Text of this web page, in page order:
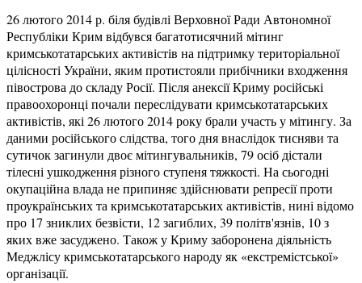
26 лютого 2014 р. біля будівлі Верховної Ради Автономної
Республіки Крим відбувся багатотисячний мітинг
кримськотатарських активістів на підтримку територіальної
цілісності України, яким протистояли прибічники входження
півострова до складу Росії. Після анексії Криму російські
правоохоронці почали переслідувати кримськотатарських
активістів, які 26 лютого 2014 року брали участь у мітингу. За
даними російського слідства, того дня внаслідок тисняви та
сутичок загинули двоє мітингувальників, 79 осіб дістали
тілесні ушкодження різного ступеня тяжкості. На сьогодні
окупаційна влада не припиняє здійснювати репресії проти
проукраїнських та кримськотатарських активістів, нині відомо
про 17 зниклих безвісти, 12 загиблих, 39 політв'язнів, 10 з
яких вже засуджено. Також у Криму заборонена діяльність
Меджлісу кримськотатарського народу як «екстремістської»
організації.